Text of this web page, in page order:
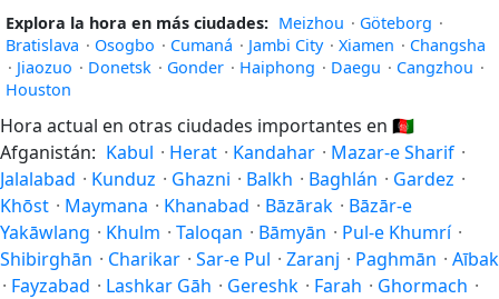
Explora la hora en más ciudades: Meizhou · Göteborg ·
Bratislava · Osogbo · Cumaná · Jambi City · Xiamen · Changsha
· Jiaozuo · Donetsk · Gonder · Haiphong · Daegu · Cangzhou ·
Houston
Hora actual en otras ciudades importantes en 🇦🇫
Afganistán: Kabul · Herat · Kandahar · Mazar-e Sharif ·
Jalalabad · Kunduz · Ghazni · Balkh · Baghlán · Gardez ·
Khōst · Maymana · Khanabad · Bāzārak · Bāzār-e
Yakāwlang · Khulm · Taloqan · Bāmyān · Pul-e Khumrí ·
Shibirghān · Charikar · Sar-e Pul · Zaranj · Paghmān · Aībak
· Fayzabad · Lashkar Gāh · Gereshk · Farah · Ghormach ·